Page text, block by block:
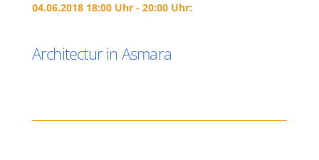
04.06.2018 18:00 Uhr - 20:00 Uhr:
Architectur in Asmara